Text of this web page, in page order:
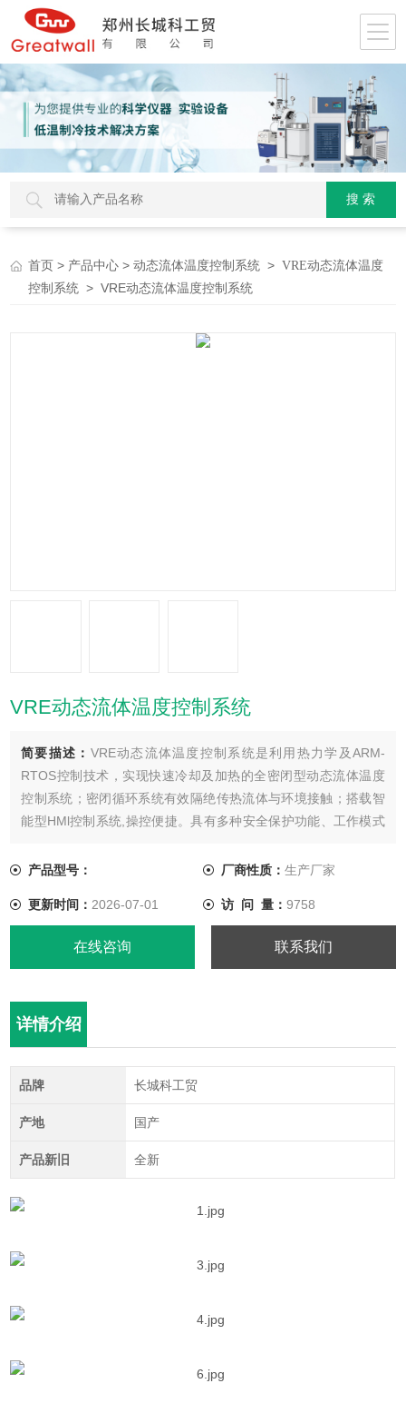
首页 > 产品中心 >动态流体温度控制系统 >VRE动态流体温度
控制系统 > VRE动态流体温度控制系统
VRE动态流体温度控制系统
简要描述： VRE动态流体温度控制系统是利用热力学及ARM-
RTOS控制技术，实现快速冷却及加热的全密闭型动态流体温度
控制系统；密闭循环系统有效隔绝传热流体与环境接触；搭载智
能型HMl控制系统,操控便捷。具有多种安全保护功能、工作模式
产品型号：
厂商性质： 生产厂家
更新时间： 2026-07-01 访 问 量： 9758
在线咨询 联系我们
详情介绍
品牌 长城科工贸
产地 国产
产品新旧 全新